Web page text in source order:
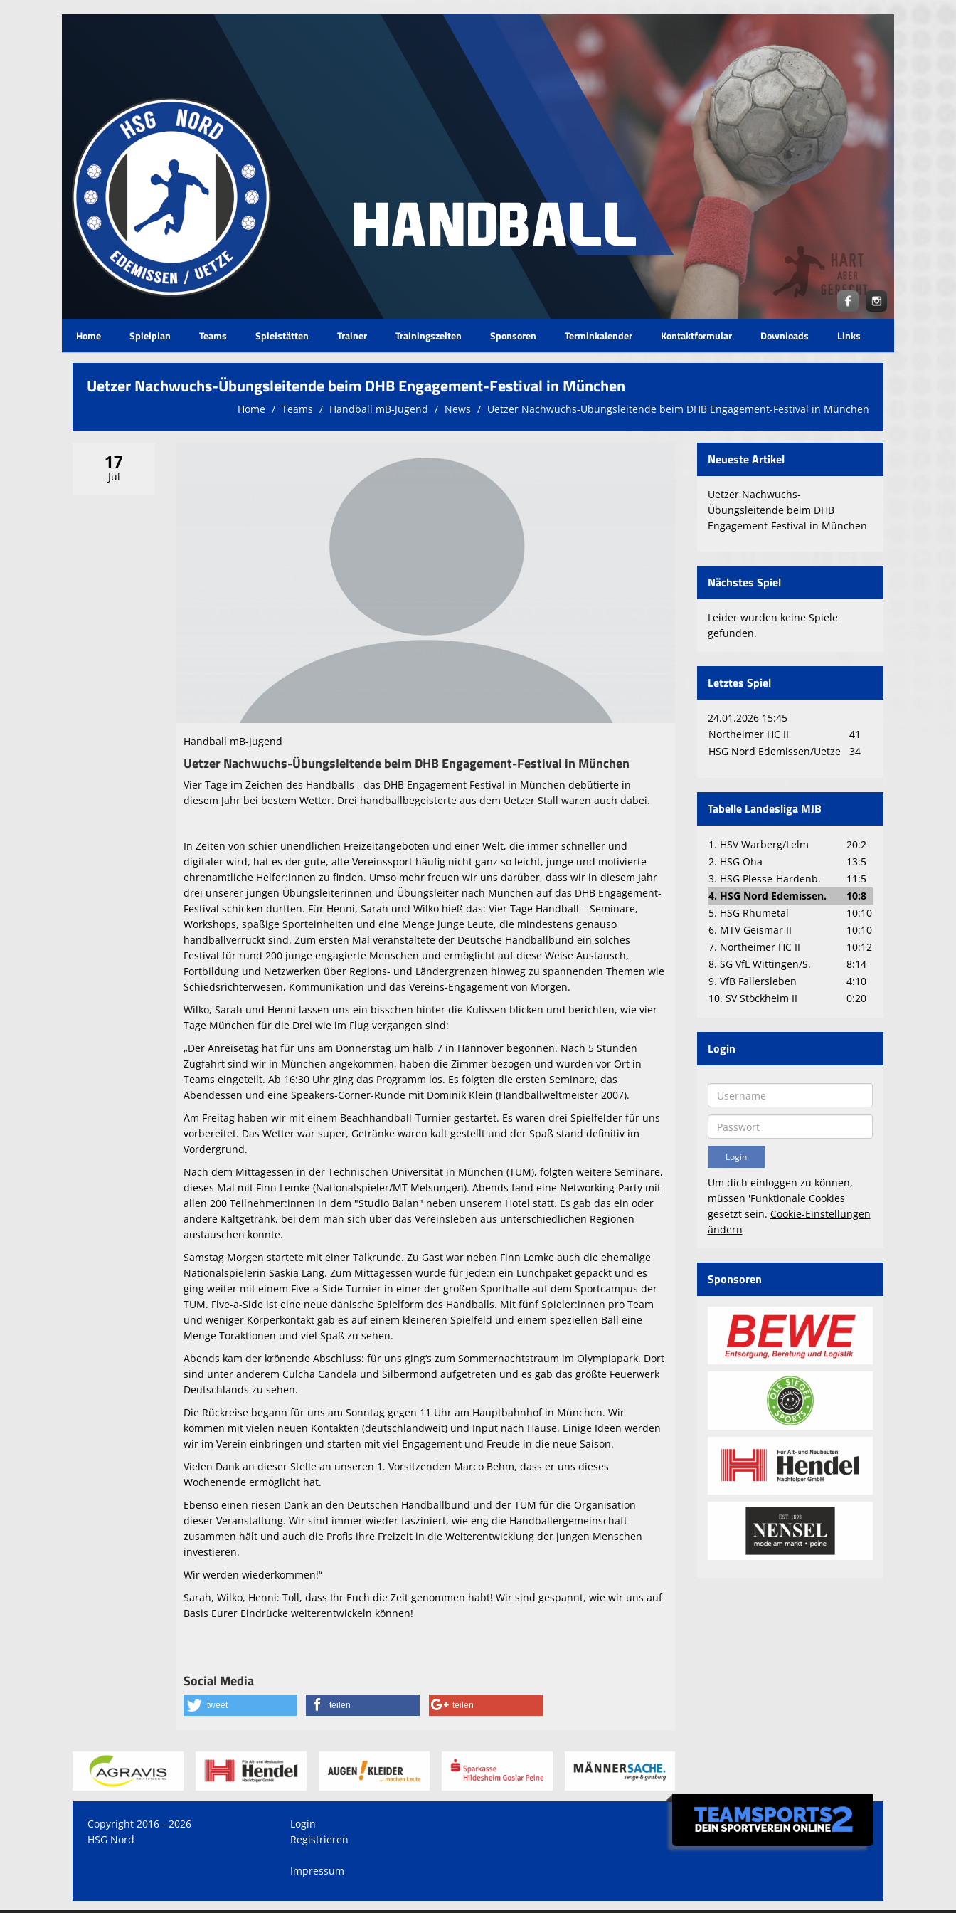
Home Spielplan Teams Spielstätten Trainer Trainingszeiten Sponsoren Terminkalender Kontaktformular Downloads Links
Uetzer Nachwuchs-Übungsleitende beim DHB Engagement-Festival in München
Home Teams Handball mB-Jugend News Uetzer Nachwuchs-Übungsleitende beim DHB Engagement-Festival in München
17
Jul
Handball mB-Jugend
Uetzer Nachwuchs-Übungsleitende beim DHB Engagement-Festival in München
Vier Tage im Zeichen des Handballs - das DHB Engagement Festival in München debütierte in
diesem Jahr bei bestem Wetter. Drei handballbegeisterte aus dem Uetzer Stall waren auch dabei.
In Zeiten von schier unendlichen Freizeitangeboten und einer Welt, die immer schneller und
digitaler wird, hat es der gute, alte Vereinssport häufig nicht ganz so leicht, junge und motivierte
ehrenamtliche Helfer:innen zu finden. Umso mehr freuen wir uns darüber, dass wir in diesem Jahr
drei unserer jungen Übungsleiterinnen und Übungsleiter nach München auf das DHB Engagement-
Festival schicken durften. Für Henni, Sarah und Wilko hieß das: Vier Tage Handball – Seminare,
Workshops, spaßige Sporteinheiten und eine Menge junge Leute, die mindestens genauso
handballverrückt sind. Zum ersten Mal veranstaltete der Deutsche Handballbund ein solches
Festival für rund 200 junge engagierte Menschen und ermöglicht auf diese Weise Austausch,
Fortbildung und Netzwerken über Regions- und Ländergrenzen hinweg zu spannenden Themen wie
Schiedsrichterwesen, Kommunikation und das Vereins-Engagement von Morgen.
Wilko, Sarah und Henni lassen uns ein bisschen hinter die Kulissen blicken und berichten, wie vier
Tage München für die Drei wie im Flug vergangen sind:
„Der Anreisetag hat für uns am Donnerstag um halb 7 in Hannover begonnen. Nach 5 Stunden
Zugfahrt sind wir in München angekommen, haben die Zimmer bezogen und wurden vor Ort in
Teams eingeteilt. Ab 16:30 Uhr ging das Programm los. Es folgten die ersten Seminare, das
Abendessen und eine Speakers-Corner-Runde mit Dominik Klein (Handballweltmeister 2007).
Am Freitag haben wir mit einem Beachhandball-Turnier gestartet. Es waren drei Spielfelder für uns
vorbereitet. Das Wetter war super, Getränke waren kalt gestellt und der Spaß stand definitiv im
Vordergrund.
Nach dem Mittagessen in der Technischen Universität in München (TUM), folgten weitere Seminare,
dieses Mal mit Finn Lemke (Nationalspieler/MT Melsungen). Abends fand eine Networking-Party mit
allen 200 Teilnehmer:innen in dem "Studio Balan" neben unserem Hotel statt. Es gab das ein oder
andere Kaltgetränk, bei dem man sich über das Vereinsleben aus unterschiedlichen Regionen
austauschen konnte.
Samstag Morgen startete mit einer Talkrunde. Zu Gast war neben Finn Lemke auch die ehemalige
Nationalspielerin Saskia Lang. Zum Mittagessen wurde für jede:n ein Lunchpaket gepackt und es
ging weiter mit einem Five-a-Side Turnier in einer der großen Sporthalle auf dem Sportcampus der
TUM. Five-a-Side ist eine neue dänische Spielform des Handballs. Mit fünf Spieler:innen pro Team
und weniger Körperkontakt gab es auf einem kleineren Spielfeld und einem speziellen Ball eine
Menge Toraktionen und viel Spaß zu sehen.
Abends kam der krönende Abschluss: für uns ging‘s zum Sommernachtstraum im Olympiapark. Dort
sind unter anderem Culcha Candela und Silbermond aufgetreten und es gab das größte Feuerwerk
Deutschlands zu sehen.
Die Rückreise begann für uns am Sonntag gegen 11 Uhr am Hauptbahnhof in München. Wir
kommen mit vielen neuen Kontakten (deutschlandweit) und Input nach Hause. Einige Ideen werden
wir im Verein einbringen und starten mit viel Engagement und Freude in die neue Saison.
Vielen Dank an dieser Stelle an unseren 1. Vorsitzenden Marco Behm, dass er uns dieses
Wochenende ermöglicht hat.
Ebenso einen riesen Dank an den Deutschen Handballbund und der TUM für die Organisation
dieser Veranstaltung. Wir sind immer wieder fasziniert, wie eng die Handballergemeinschaft
zusammen hält und auch die Profis ihre Freizeit in die Weiterentwicklung der jungen Menschen
investieren.
Wir werden wiederkommen!“
Sarah, Wilko, Henni: Toll, dass Ihr Euch die Zeit genommen habt! Wir sind gespannt, wie wir uns auf
Basis Eurer Eindrücke weiterentwickeln können!
Social Media
tweet teilen teilen
Neueste Artikel
Uetzer Nachwuchs-
Übungsleitende beim DHB
Engagement-Festival in München
Nächstes Spiel
Leider wurden keine Spiele
gefunden.
Letztes Spiel
24.01.2026 15:45
Northeimer HC II
41
HSG Nord Edemissen/Uetze
34
Tabelle Landesliga MJB
1. HSV Warberg/Lelm
20:2
2. HSG Oha
13:5
3. HSG Plesse-Hardenb.
11:5
4. HSG Nord Edemissen.
10:8
5. HSG Rhumetal
10:10
6. MTV Geismar II
10:10
7. Northeimer HC II
10:12
8. SG VfL Wittingen/S.
8:14
9. VfB Fallersleben
4:10
10. SV Stöckheim II
0:20
Login
Um dich einloggen zu können,
müssen 'Funktionale Cookies'
gesetzt sein. Cookie-Einstellungen
ändern
Sponsoren
Copyright 2016 - 2026
HSG Nord
Login
Registrieren
Impressum